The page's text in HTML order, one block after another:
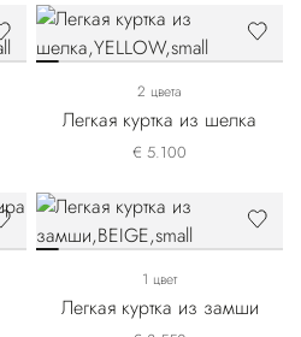
2 цвета
Легкая куртка из шелка
€ 5.100
1 цвет
Легкая куртка из замши